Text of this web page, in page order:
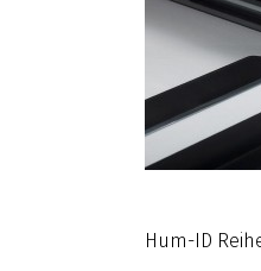
Hum-ID